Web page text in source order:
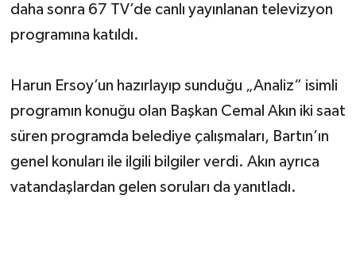
daha sonra 67 TV’de canlı yayınlanan televizyon
programına katıldı.
Harun Ersoy’un hazırlayıp sunduğu „Analiz“ isimli
programın konuğu olan Başkan Cemal Akın iki saat
süren programda belediye çalışmaları, Bartın’ın
genel konuları ile ilgili bilgiler verdi. Akın ayrıca
vatandaşlardan gelen soruları da yanıtladı.